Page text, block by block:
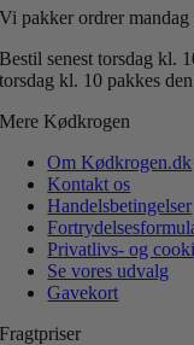
Vi pakker ordrer mandag
Bestil senest torsdag kl.
torsdag kl. 10 pakkes
Mere Kødkrogen
Om Kødkrogen.dk
Kontakt os
Handelsbetingelser
Privatlivs- og
Se vores udvalg
Gavekort
Fragtpriser